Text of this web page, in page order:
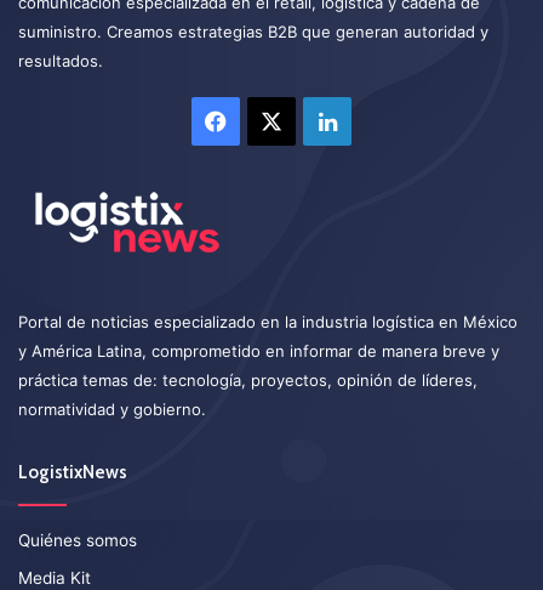
suministro. Creamos estrategias B2B que generan autoridad y
resultados.
Facebook LinkedIn
Portal de noticias especializado en la industria logística en México
y América Latina, comprometido en informar de manera breve y
práctica temas de: tecnología, proyectos, opinión de líderes,
normatividad y gobierno.
LogistixNews
Quiénes somos
Media Kit